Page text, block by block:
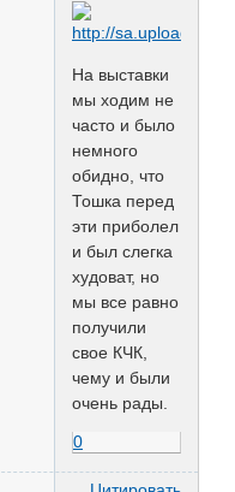
На выставки
мы ходим не
часто и было
немного
обидно, что
Тошка перед
эти приболел
и был слегка
худоват, но
мы все равно
получили
свое КЧК,
чему и были
очень рады.
0